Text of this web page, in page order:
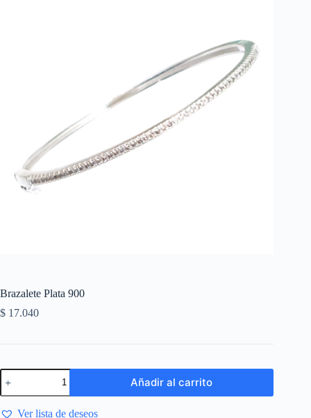
Brazalete Plata 900
$ 17.040
Añadir al carrito
Ver lista de deseos